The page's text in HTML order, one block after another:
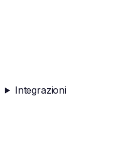
Integrazioni